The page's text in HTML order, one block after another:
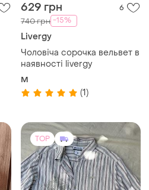
629 грн 6
740 грн -15%
Livergy
Чоловіча сорочка вельвет в
наявності livergy
M
(1)
TOP